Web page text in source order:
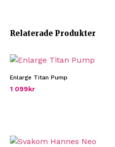
Relaterade Produkter
Enlarge Titan Pump
1 099kr